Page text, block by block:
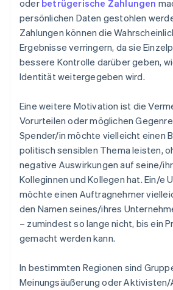
oder betrügerische Zahlungen
persönlichen Daten gestohlen
Zahlungen können die
Ergebnisse verringern, da sie
bessere Kontrolle darüber geben,
Identität weitergegeben wird.
Eine weitere Motivation ist die
Vorurteilen oder möglichen
Spender/in möchte vielleicht einen
politisch sensiblen Thema leisten,
negative Auswirkungen auf seine/
Kolleginnen und Kollegen hat. Ein/e
möchte einen Auftragnehmer
den Namen seines/ihres
– zumindest so lange nicht, bis ein
gemacht werden kann.
In bestimmten Regionen sind
Meinungsäußerung oder